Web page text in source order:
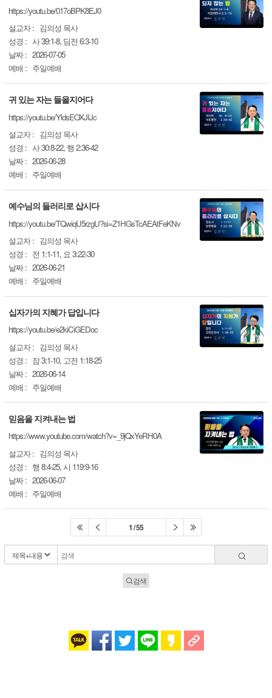
https://youtu.be/017oBPK8EJ0
설교자 : 김의성 목사
성경 : 사 39:1-8, 딤전 6:3-10
날짜 : 2026-07-05
예배 : 주일예배
귀 있는 자는 들을지어다
https://youtu.be/YldsEOXJIJc
설교자 : 김의성 목사
성경 : 사 30:8-22, 행 2:36-42
날짜 : 2026-06-28
예배 : 주일예배
예수님의 들러리로 삽시다
https://youtu.be/TQwiqU5rzgU?si=Z1HGsTcAEAtFeKNv
설교자 : 김의성 목사
성경 : 전 1:1-11, 요 3:22-30
날짜 : 2026-06-21
예배 : 주일예배
십자가의 지혜가 답입니다
https://youtu.be/e2kiCiGEDoc
설교자 : 김의성 목사
성경 : 잠 3:1-10, 고전 1:18-25
날짜 : 2026-06-14
예배 : 주일예배
믿음을 지켜내는 법
https://www.youtube.com/watch?v=_9jQxYeRH0A
설교자 : 김의성 목사
성경 : 행 8:4-25, 시 119:9-16
날짜 : 2026-06-07
예배 : 주일예배
1 / 55
검색